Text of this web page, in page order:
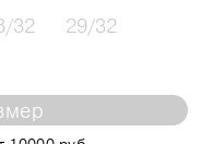
32
29/32